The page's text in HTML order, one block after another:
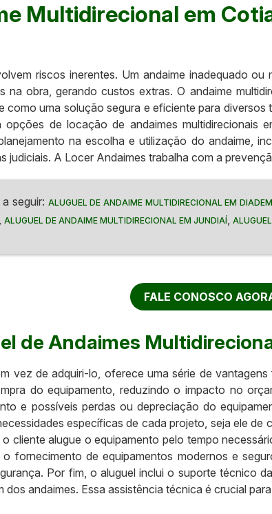
Multidirecional em
riscos inerentes. Um andaime inadequado
na obra, gerando custos extras. O andaime
uma solução segura e eficiente para
opções de locação de andaimes
na escolha e utilização do andaime,
judiciais. A Locer Andaimes trabalha com a
seguir: ALUGUEL DE ANDAIME MULTIDIRECIONAL EM
, ALUGUEL DE ANDAIME MULTIDIRECIONAL EM JUNDIAÍ,
FALE CONOSCO
de Andaimes
vez de adquiri-lo, oferece uma série de
do equipamento, reduzindo o impacto no
e possíveis perdas ou depreciação do
específicas de cada projeto, seja ele
cliente alugue o equipamento pelo tempo
fornecimento de equipamentos modernos e
Por fim, o aluguel inclui o suporte técnico
andaimes. Essa assistência técnica é crucial